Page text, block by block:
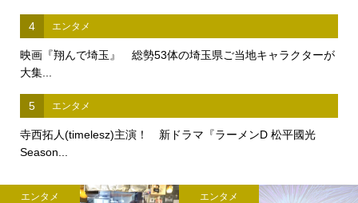
4 エンタメ
映画『翔んで埼玉』 総勢53体の埼玉県ご当地キャラクターが
大集...
5 エンタメ
寺西拓人(timelesz)主演！ 新ドラマ『ラーメンD 松平國光
Season...
エンタメ エンタメ